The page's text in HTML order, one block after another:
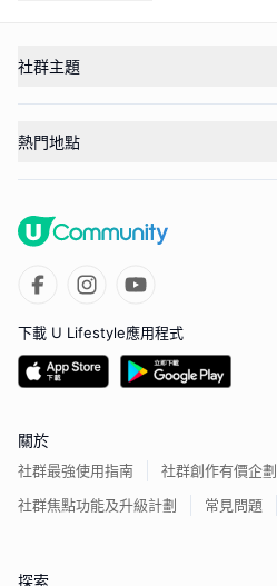
社群主題
熱門地點
下載 U Lifestyle應用程式
關於
社群最強使用指南
社群創作有價企劃
社群焦點功能及升級計劃
常見問題
探索